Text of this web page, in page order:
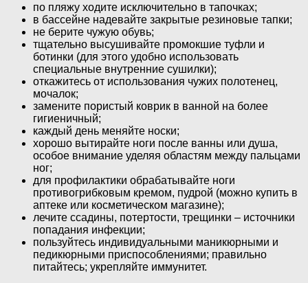
по пляжу ходите исключительно в тапочках;
в бассейне надевайте закрытые резиновые тапки;
не берите чужую обувь;
тщательно высушивайте промокшие туфли и
ботинки (для этого удобно использовать
специальные внутренние сушилки);
откажитесь от использования чужих полотенец,
мочалок;
замените пористый коврик в ванной на более
гигиеничный;
каждый день меняйте носки;
хорошо вытирайте ноги после ванны или душа,
особое внимание уделяя областям между пальцами
ног;
для профилактики обрабатывайте ноги
противогрибковым кремом, пудрой (можно купить в
аптеке или косметическом магазине);
лечите ссадины, потертости, трещинки – источники
попадания инфекции;
пользуйтесь индивидуальными маникюрными и
педикюрными приспособлениями; правильно
питайтесь; укрепляйте иммунитет.